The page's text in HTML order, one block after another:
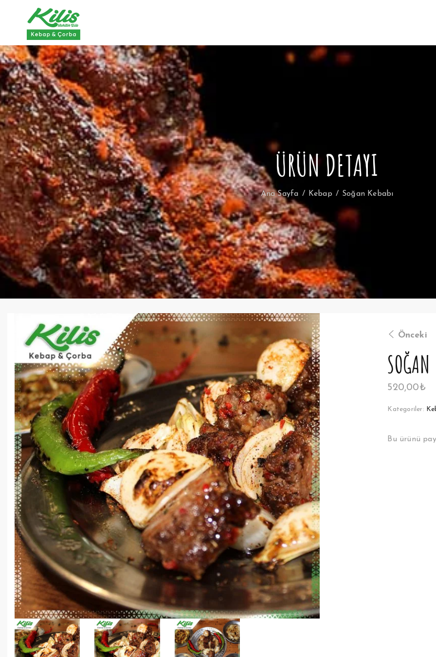
ÜRÜN DETAYI
Ana Sayfa Kebap Soğan Kebabı
Önceki
520,00₺
Kategoriler:
Bu ürünü